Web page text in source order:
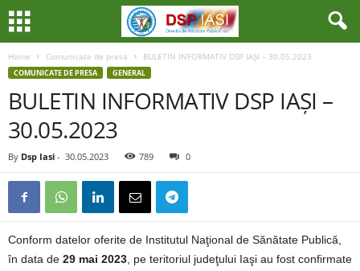
Home Comunicate de presa BULETIN INFORMATIV DSP IAȘI – 30.05.2023
COMUNICATE DE PRESA GENERAL
BULETIN INFORMATIV DSP IAȘI –
30.05.2023
By Dsp Iasi - 30.05.2023 789 0
Conform datelor oferite de Institutul Naţional de Sănătate Publică,
în data de 29 mai 2023 , pe teritoriul judeţului Iaşi au fost confirmate